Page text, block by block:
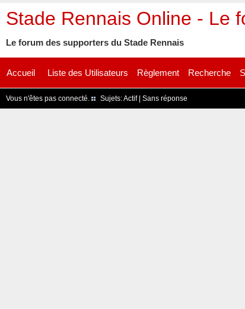
Stade Rennais Online - Le
Le forum des supporters du Stade Rennais
Accueil Liste des Utilisateurs Règlement Recherche
Vous n'êtes pas connecté. Sujets:Actif| Sans réponse